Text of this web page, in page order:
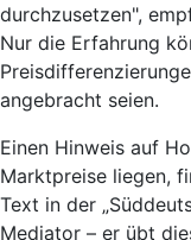
durchzusetzen",
Nur die Erfahrung
angebracht seien.
Einen Hinweis auf
Marktpreise liegen,
Text in der
Mediator – er übt